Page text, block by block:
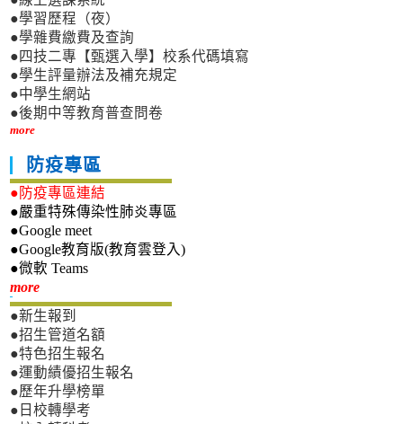
●學習歷程（夜）
●學雜費繳費及查詢
●四技二專【甄選入學】校系代碼填寫
●學生評量辦法及補充規定
●中學生網站
●後期中等教育普查問卷
more
防疫專區
●防疫專區連結
●嚴重特殊傳染性肺炎專區
●Google meet
●Google教育版(教育雲登入)
●微軟 Teams
more新生專區
●新生報到
●招生管道名額
●特色招生報名
●運動績優招生報名
●歷年升學榜單
●日校轉學考